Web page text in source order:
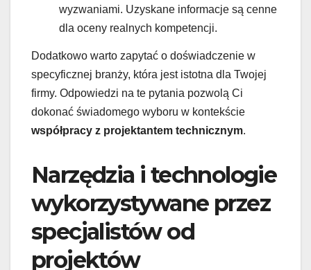
wyzwaniami. Uzyskane informacje są cenne
dla oceny realnych kompetencji.
Dodatkowo warto zapytać o doświadczenie w
specyficznej branży, która jest istotna dla Twojej
firmy. Odpowiedzi na te pytania pozwolą Ci
dokonać świadomego wyboru w kontekście
współpracy z projektantem technicznym.
Narzędzia i technologie
wykorzystywane przez
specjalistów od
projektów